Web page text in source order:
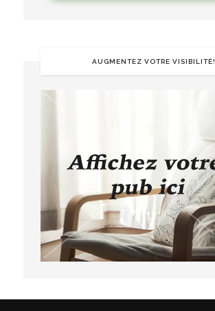
AUGMENTEZ VOTRE VISIBILITÉ!